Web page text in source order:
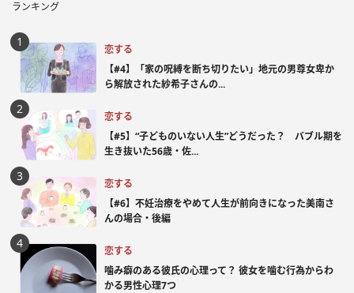
ランキング
恋する
【#4】「家の呪縛を断ち切りたい」地元の男尊女卑か
ら解放された紗希子さんの...
恋する
【#5】“子どものいない人生”どうだった？ バブル期を
生き抜いた56歳・佐...
恋する
【#6】不妊治療をやめて人生が前向きになった美南さ
んの場合・後編
恋する
噛み癖のある彼氏の心理って？ 彼女を噛む行為からわ
かる男性心理7つ